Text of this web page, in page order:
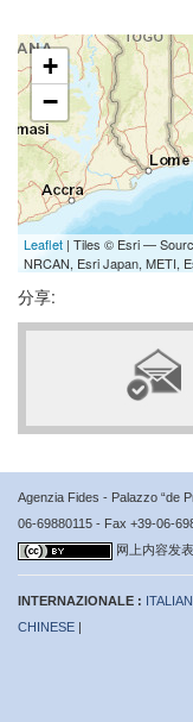
+
−
Leaflet | Tiles © Esri —
NRCAN, Esri Japan, METI,
分享:
Agenzia Fides - Palazzo “de
06-69880115 - Fax +39-06-
网上内容发
INTERNAZIONALE :
CHINESE |